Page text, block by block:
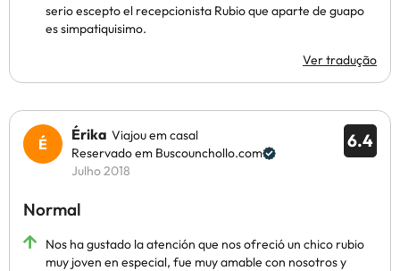
serio escepto el recepcionista Rubio que aparte de guapo
es simpatiquisimo.
Ver tradução
6.4
Érika Viajou em casal
Reservado em Buscounchollo.com
Julho 2018
Normal
Nos ha gustado la atención que nos ofreció un chico rubio
muy joven en especial, fue muy amable con nosotros y